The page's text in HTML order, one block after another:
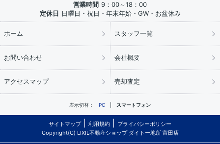
営業時間 9：00～18：00
定休日 日曜日・祝日・年末年始・GW・お盆休み
ホーム スタッフ一覧
お問い合わせ 会社概要
アクセスマップ 売却査定
表示切替： PC スマートフォン
サイトマップ 利用規約
プライバシーポリシー
Copyright(C) LIXIL不動産ショップ ダイトー地所 富田店